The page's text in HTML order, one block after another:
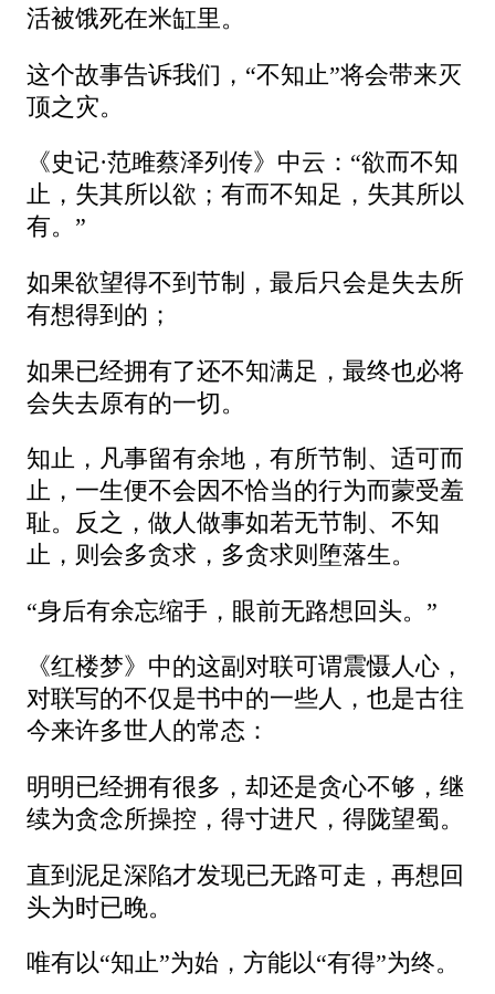
活被饿死在米缸里。
这个故事告诉我们，“不知止”将会带来灭
顶之灾。
《史记·范雎蔡泽列传》中云：“欲而不知
止，失其所以欲；有而不知足，失其所以
有。”
如果欲望得不到节制，最后只会是失去所
有想得到的；
如果已经拥有了还不知满足，最终也必将
会失去原有的一切。
知止，凡事留有余地，有所节制、适可而
止，一生便不会因不恰当的行为而蒙受羞
耻。反之，做人做事如若无节制、不知
止，则会多贪求，多贪求则堕落生。
“身后有余忘缩手，眼前无路想回头。”
《红楼梦》中的这副对联可谓震慑人心，
对联写的不仅是书中的一些人，也是古往
今来许多世人的常态：
明明已经拥有很多，却还是贪心不够，继
续为贪念所操控，得寸进尺，得陇望蜀。
直到泥足深陷才发现已无路可走，再想回
头为时已晚。
唯有以“知止”为始，方能以“有得”为终。